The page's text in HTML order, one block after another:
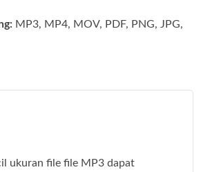
MP3, MP4, MOV, PDF, PNG, JPG,
ukuran file file MP3 dapat